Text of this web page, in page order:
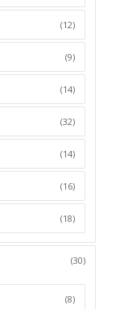
(12)
(9)
(14)
(32)
(14)
(16)
(18)
(30)
(8)